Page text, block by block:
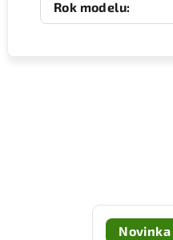
Rok modelu:
Novinka